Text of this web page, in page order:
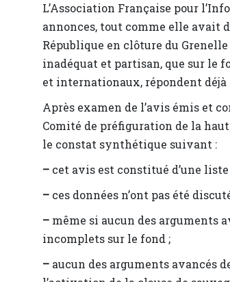
L’Association Française pour
annonces, tout comme elle avait
République en clôture du
inadéquat et partisan, que sur le
et internationaux, répondent
Après examen de l’avis émis et
Comité de préfiguration de la
le constat synthétique suivant :
– cet avis est constitué d’une liste
– ces données n’ont pas été
– même si aucun des arguments
incomplets sur le fond ;
– aucun des arguments avancés